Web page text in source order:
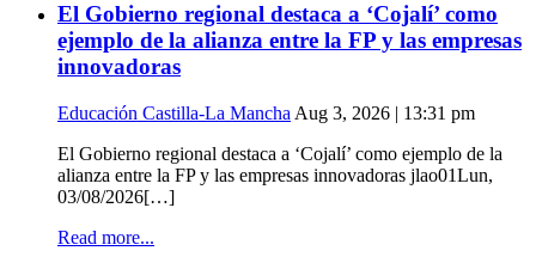
El Gobierno regional destaca a ‘Cojalí’ como
ejemplo de la alianza entre la FP y las empresas
innovadoras
Educación Castilla-La Mancha Aug 3, 2026 | 13:31 pm
El Gobierno regional destaca a ‘Cojalí’ como ejemplo de la
alianza entre la FP y las empresas innovadoras jlao01Lun,
03/08/2026[…]
Read more...